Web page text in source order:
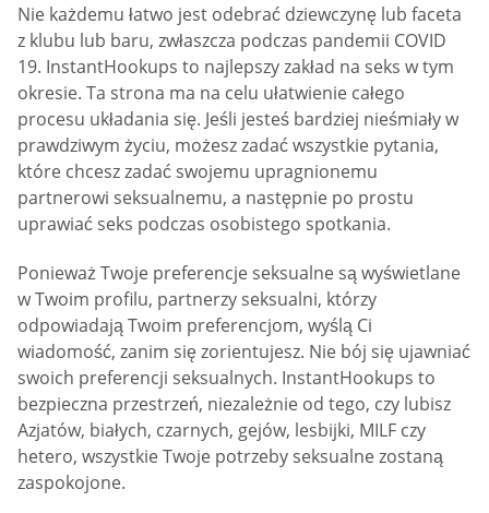
Nie każdemu łatwo jest odebrać dziewczynę lub faceta
z klubu lub baru, zwłaszcza podczas pandemii COVID
19. InstantHookups to najlepszy zakład na seks w tym
okresie. Ta strona ma na celu ułatwienie całego
procesu układania się. Jeśli jesteś bardziej nieśmiały w
prawdziwym życiu, możesz zadać wszystkie pytania,
które chcesz zadać swojemu upragnionemu
partnerowi seksualnemu, a następnie po prostu
uprawiać seks podczas osobistego spotkania.
Ponieważ Twoje preferencje seksualne są wyświetlane
w Twoim profilu, partnerzy seksualni, którzy
odpowiadają Twoim preferencjom, wyślą Ci
wiadomość, zanim się zorientujesz. Nie bój się ujawniać
swoich preferencji seksualnych. InstantHookups to
bezpieczna przestrzeń, niezależnie od tego, czy lubisz
Azjatów, białych, czarnych, gejów, lesbijki, MILF czy
hetero, wszystkie Twoje potrzeby seksualne zostaną
zaspokojone.